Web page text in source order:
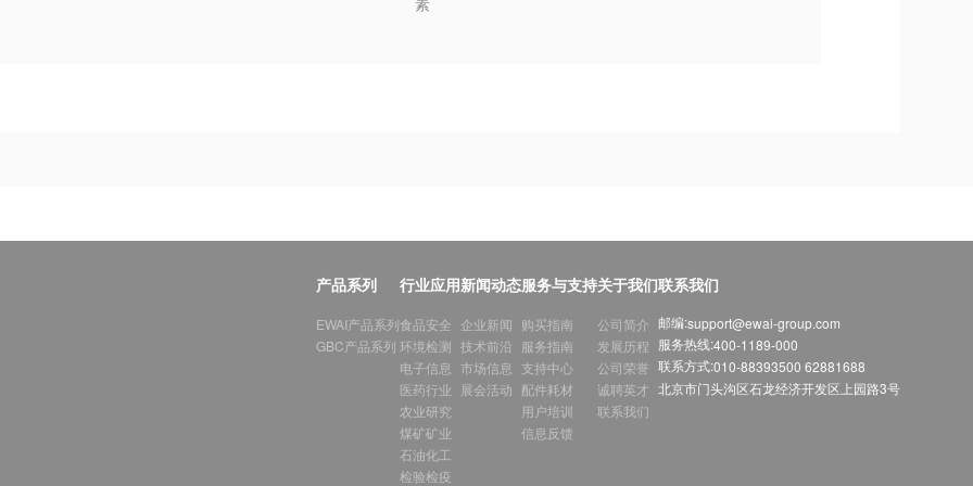
产品系列
EWAI产品系列
GBC产品系列
行业应用
食品安全
环境检测
电子信息
医药行业
农业研究
煤矿矿业
石油化工
检验检疫
新闻动态
企业新闻
技术前沿
市场信息
展会活动
服务与支持
购买指南
服务指南
支持中心
配件耗材
用户培训
信息反馈
关于我们
公司简介
发展历程
公司荣誉
诚聘英才
联系我们
联系我们
邮编:support@ewai-group.com
服务热线:400-1189-000
联系方式:010-88393500 62881688
北京市门头沟区石龙经济开发区上园路3号